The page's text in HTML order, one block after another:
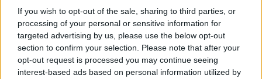
If you wish to opt-out of the sale, sharing to third parties, or
processing of your personal or sensitive information for
targeted advertising by us, please use the below opt-out
section to confirm your selection. Please note that after your
opt-out request is processed you may continue seeing
interest-based ads based on personal information utilized by